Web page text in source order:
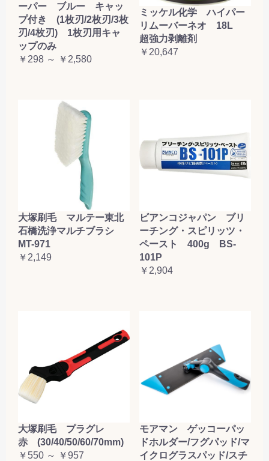
ーパー ブルー キャッ
プ付き (1枚刃/2枚刃/3枚
刃/4枚刃) 1枚刃用キャ
ップのみ
￥298 ～ ￥2,580
ミッケル化学 ハイパー
リムーバーネオ 18L
超強力剥離剤
￥20,647
大塚刷毛 マルテー東北
石橋洗浄マルチブラシ
MT-971
￥2,149
ビアンコジャパン ブリ
ーチング・スピリッツ・
ペースト 400g BS-
101P
￥2,904
大塚刷毛 プラグレ
赤 (30/40/50/60/70mm)
￥550 ～ ￥957
モアマン ゲッコーパッ
ドホルダー/フグパッド/マ
イクログラスパッド/スチ